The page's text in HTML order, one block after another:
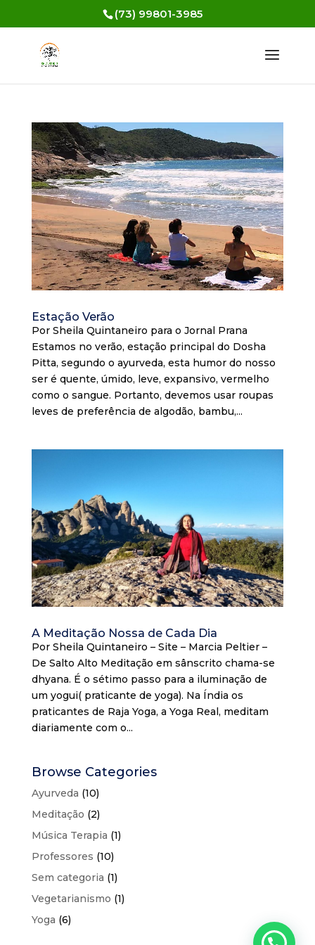
(73) 99801-3985
Estação Verão
Por Sheila Quintaneiro para o Jornal Prana
Estamos no verão, estação principal do Dosha
Pitta, segundo o ayurveda, esta humor do nosso
ser é quente, úmido, leve, expansivo, vermelho
como o sangue. Portanto, devemos usar roupas
leves de preferência de algodão, bambu,...
A Meditação Nossa de Cada Dia
Por Sheila Quintaneiro – Site – Marcia Peltier –
De Salto Alto Meditação em sânscrito chama-se
dhyana. É o sétimo passo para a iluminação de
um yogui( praticante de yoga). Na Índia os
praticantes de Raja Yoga, a Yoga Real, meditam
diariamente com o...
Browse Categories
Ayurveda (10)
Meditação (2)
Música Terapia (1)
Professores (10)
Sem categoria (1)
Vegetarianismo (1)
Yoga (6)